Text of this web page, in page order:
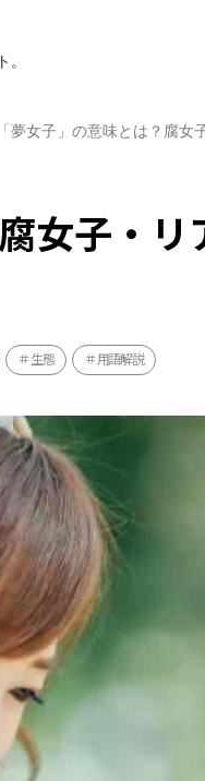
。
「夢女子」の意味とは？腐
女子・
生態 用語解説